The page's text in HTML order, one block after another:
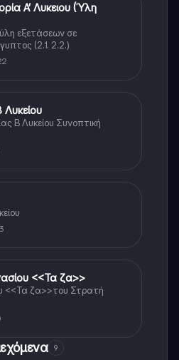
Α’ Λυκειου (Ύλη
εξετάσεων σε
(2.1. 2.2.)
Β Λυκείου Συνοπτική
<<Τα ζα>>
<<Τα ζα>>του Στρατή
9